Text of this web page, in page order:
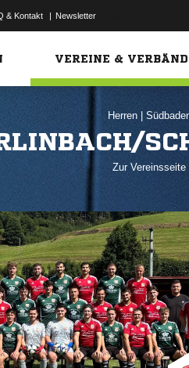
& Kontakt | Newsletter
VEREINE &
Herren
Zur Vereinsseite